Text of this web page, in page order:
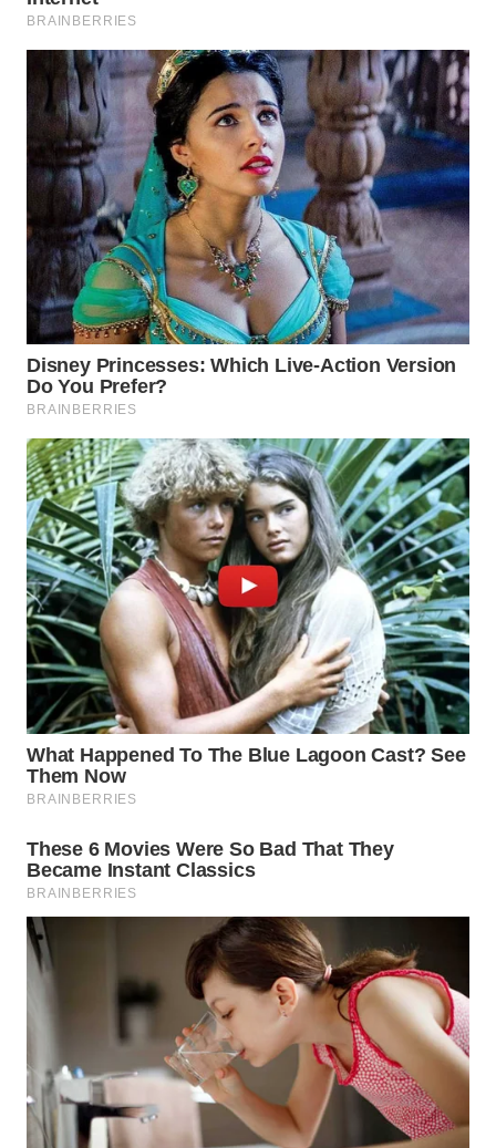
WN
KARAWANG
WN
BEKASI
WN
BOGOR
WN
DEPOK
TAPANULI
UTARA
WN
SAMOSIR
WN
PADANG
LAWAS
WN
SUMEDANG
WN
CIANJUR
WN
SERIBU
WN
TANGERANG
WN
CIREBON